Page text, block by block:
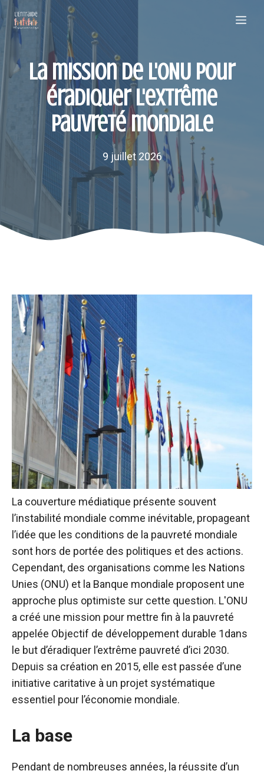
Aller
contenu
La mission de l'ONU pour
éradiquer l'extrême
pauvreté mondiale
9 juillet 2026
La couverture médiatique présente souvent
l’instabilité mondiale comme inévitable, propageant
l’idée que les conditions de la pauvreté mondiale
sont hors de portée des politiques et des actions.
Cependant, des organisations comme les Nations
Unies (ONU) et la Banque mondiale proposent une
approche plus optimiste sur cette question. L'ONU
a créé une mission pour mettre fin à la pauvreté
appelée Objectif de développement durable 1dans
le but d’éradiquer l’extrême pauvreté d’ici 2030.
Depuis sa création en 2015, elle est passée d’une
initiative caritative à un projet systématique
essentiel pour l’économie mondiale.
La base
Pendant de nombreuses années, la réussite d’un